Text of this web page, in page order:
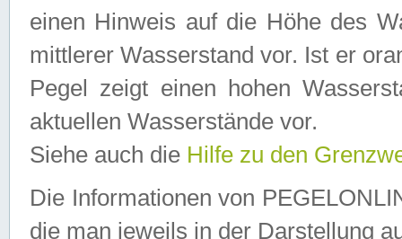
einen Hinweis auf die Höhe des
mittlerer Wasserstand vor. Ist er
Pegel zeigt einen hohen
aktuellen Wasserstände vor.
Siehe auch die Hilfe zu den
Die Informationen von
die man jeweils in der Darstellung